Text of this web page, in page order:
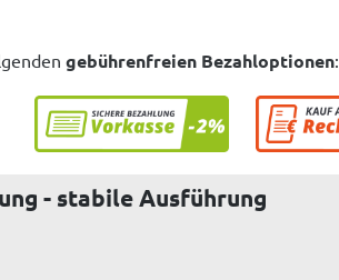
gebührenfreien Bezahloptionen:
- stabile Ausführung